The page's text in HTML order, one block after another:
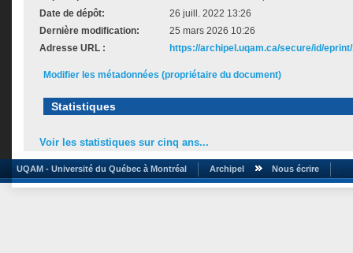
Date de dépôt:
26 juill. 2022 13:26
Dernière modification:
25 mars 2026 10:26
Adresse URL :
https://archipel.uqam.ca/secure/id/
Modifier les métadonnées (propriétaire du document)
Statistiques
Voir les statistiques sur cinq ans...
UQAM - Université du Québec à Montréal Archipel Nous écrire